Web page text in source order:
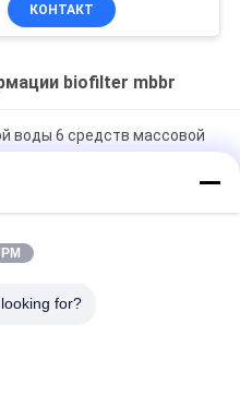
КОНТАКТ
biofilter mbbr
воды 6 средств массовой
область био
for?